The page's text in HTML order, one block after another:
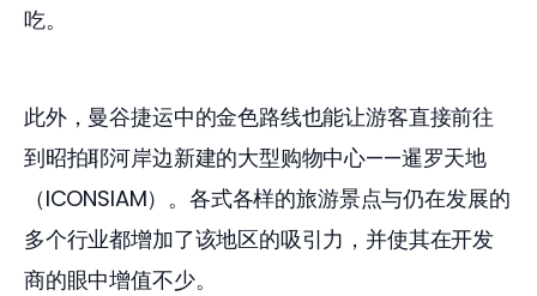
吃。
此外，曼谷捷运中的金色路线也能让游客直接前往
到昭拍耶河岸边新建的大型购物中心——暹罗天地
（ICONSIAM）。各式各样的旅游景点与仍在发展的
多个行业都增加了该地区的吸引力，并使其在开发
商的眼中增值不少。